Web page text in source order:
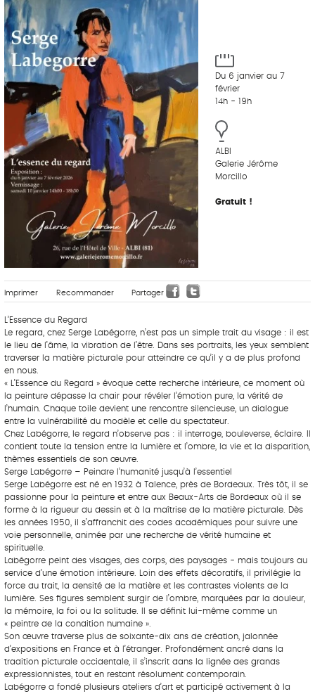
Du 6 janvier au 7
février
14h - 19h
ALBI
Galerie Jérôme
Morcillo
Gratuit !
Imprimer Recommander Partager
L’Essence du Regard
Le regard, chez Serge Labégorre, n’est pas un simple trait du visage : il est
le lieu de l’âme, la vibration de l’être. Dans ses portraits, les yeux semblent
traverser la matière picturale pour atteindre ce qu’il y a de plus profond
en nous.
« L’Essence du Regard » évoque cette recherche intérieure, ce moment où
la peinture dépasse la chair pour révéler l’émotion pure, la vérité de
l’humain. Chaque toile devient une rencontre silencieuse, un dialogue
entre la vulnérabilité du modèle et celle du spectateur.
Chez Labégorre, le regard n’observe pas : il interroge, bouleverse, éclaire. Il
contient toute la tension entre la lumière et l’ombre, la vie et la disparition,
thèmes essentiels de son œuvre.
Serge Labégorre – Peindre l’humanité jusqu’à l’essentiel
Serge Labégorre est né en 1932 à Talence, près de Bordeaux. Très tôt, il se
passionne pour la peinture et entre aux Beaux-Arts de Bordeaux où il se
forme à la rigueur du dessin et à la maîtrise de la matière picturale. Dès
les années 1950, il s’affranchit des codes académiques pour suivre une
voie personnelle, animée par une recherche de vérité humaine et
spirituelle.
Labégorre peint des visages, des corps, des paysages - mais toujours au
service d’une émotion intérieure. Loin des effets décoratifs, il privilégie la
force du trait, la densité de la matière et les contrastes violents de la
lumière. Ses figures semblent surgir de l’ombre, marquées par la douleur,
la mémoire, la foi ou la solitude. Il se définit lui-même comme un
« peintre de la condition humaine ».
Son œuvre traverse plus de soixante-dix ans de création, jalonnée
d’expositions en France et à l’étranger. Profondément ancré dans la
tradition picturale occidentale, il s’inscrit dans la lignée des grands
expressionnistes, tout en restant résolument contemporain.
Labégorre a fondé plusieurs ateliers d’art et participé activement à la